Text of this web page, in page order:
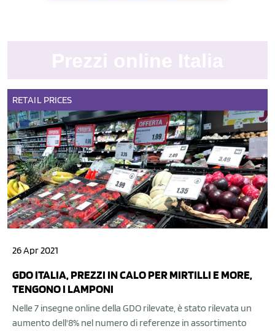
RETAIL PRICES
26 Apr 2021
GDO ITALIA, PREZZI IN CALO PER MIRTILLI E MORE,
TENGONO I LAMPONI
Nelle 7 insegne online della GDO rilevate, è stato rilevata un
aumento dell'8% nel numero di referenze in assortimento